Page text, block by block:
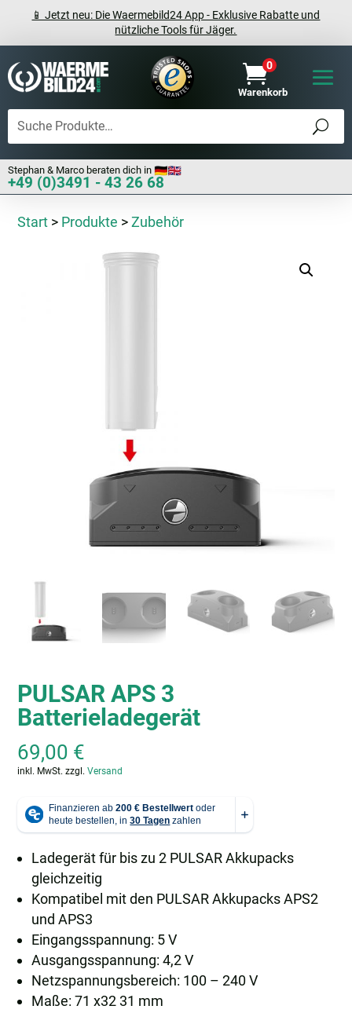
📱 Jetzt neu: Die Waermebild24 App - Exklusive Rabatte und
nützliche Tools für Jäger.
0
Warenkorb
Stephan & Marco beraten dich in
+49 (0)3491 - 43 26 68
Start > Produkte >Zubehör
PULSAR APS 3
Batterieladegerät
69,00 €
inkl. MwSt. zzgl.Versand
Ladegerät für bis zu 2 PULSAR Akkupacks
gleichzeitig
Kompatibel mit den PULSAR Akkupacks APS2
und APS3
Eingangsspannung: 5 V
Ausgangsspannung: 4,2 V
Netzspannungsbereich: 100 – 240 V
Maße: 71 x32 31 mm